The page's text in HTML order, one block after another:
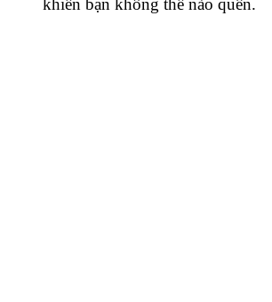
khiến bạn không thể nào quên.